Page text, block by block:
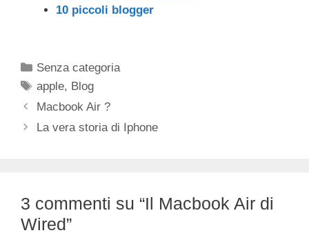
10 piccoli blogger
Categorie
Senza categoria
Tag
apple, Blog
Macbook Air ?
La vera storia di Iphone
3 commenti su “Il Macbook Air di
Wired”